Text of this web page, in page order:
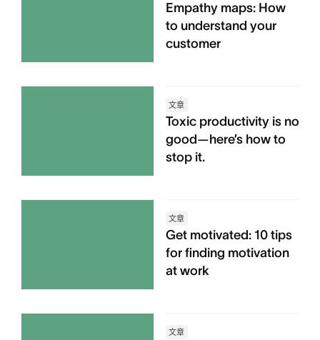
Empathy maps: How
to understand your
customer
文章
Toxic productivity is no
good—here’s how to
stop it.
文章
Get motivated: 10 tips
for finding motivation
at work
文章